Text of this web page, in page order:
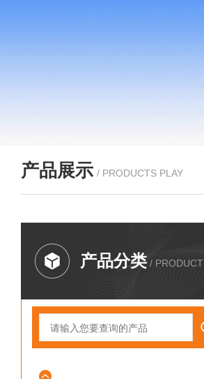
产品展示 / PRODUCTS PLAY
产品分类 / PRODUCT